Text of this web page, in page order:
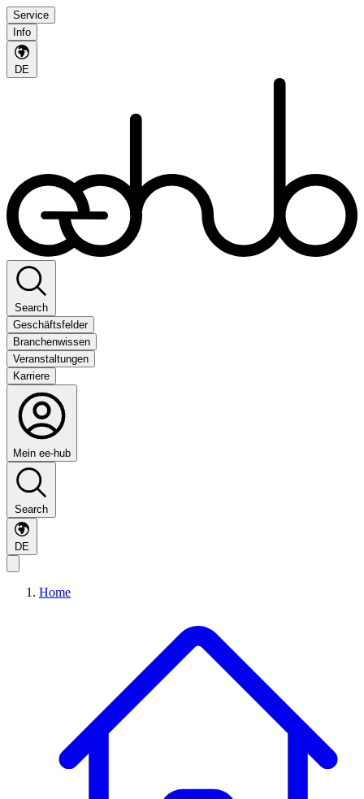
Service
Info
DE
Search
Geschäftsfelder
Branchenwissen
Veranstaltungen
Karriere
Mein ee-hub
Search
DE
Home